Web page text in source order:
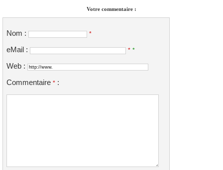
Votre commentaire :
Nom : *
eMail : * *
Web :
Commentaire * :